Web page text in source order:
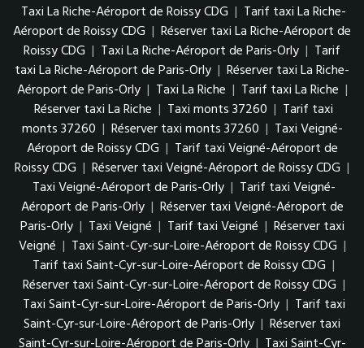
Taxi La Riche-Aéroport de Roissy CDG | Tarif taxi La Riche-
Aéroport de Roissy CDG | Réserver taxi La Riche-Aéroport de
Roissy CDG | Taxi La Riche-Aéroport de Paris-Orly | Tarif
taxi La Riche-Aéroport de Paris-Orly | Réserver taxi La Riche-
Aéroport de Paris-Orly | Taxi La Riche | Tarif taxi La Riche |
Réserver taxi La Riche | Taxi monts 37260 | Tarif taxi
monts 37260 | Réserver taxi monts 37260 | Taxi Veigné-
Aéroport de Roissy CDG | Tarif taxi Veigné-Aéroport de
Roissy CDG | Réserver taxi Veigné-Aéroport de Roissy CDG |
Taxi Veigné-Aéroport de Paris-Orly | Tarif taxi Veigné-
Aéroport de Paris-Orly | Réserver taxi Veigné-Aéroport de
Paris-Orly | Taxi Veigné | Tarif taxi Veigné | Réserver taxi
Veigné | Taxi Saint-Cyr-sur-Loire-Aéroport de Roissy CDG |
Tarif taxi Saint-Cyr-sur-Loire-Aéroport de Roissy CDG |
Réserver taxi Saint-Cyr-sur-Loire-Aéroport de Roissy CDG |
Taxi Saint-Cyr-sur-Loire-Aéroport de Paris-Orly | Tarif taxi
Saint-Cyr-sur-Loire-Aéroport de Paris-Orly | Réserver taxi
Saint-Cyr-sur-Loire-Aéroport de Paris-Orly | Taxi Saint-Cyr-